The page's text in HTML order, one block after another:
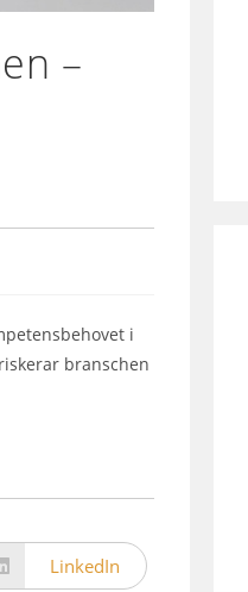
–
i
branschen
LinkedIn